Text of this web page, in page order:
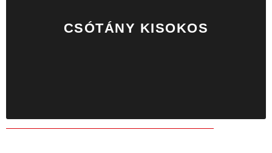
CSÓTÁNY KISOKOS